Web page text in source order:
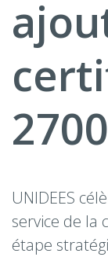
UNIDEES
service de la
étape